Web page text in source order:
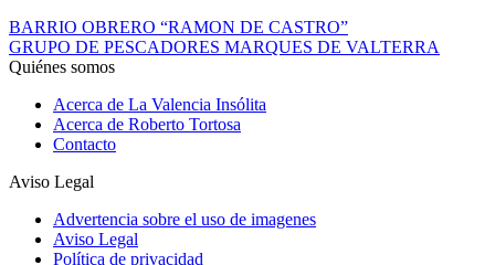
BARRIO OBRERO “RAMON DE CASTRO”
GRUPO DE PESCADORES MARQUES DE VALTERRA
Quiénes somos
Acerca de La Valencia Insólita
Acerca de Roberto Tortosa
Contacto
Aviso Legal
Advertencia sobre el uso de imagenes
Aviso Legal
Política de privacidad